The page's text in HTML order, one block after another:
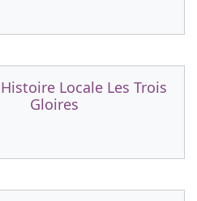
Locale Les Trois
Gloires